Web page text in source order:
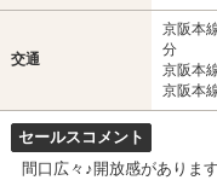
交通
京阪本
分
京阪本
京阪本
セールスコメント
間口広々♪開放感がありま